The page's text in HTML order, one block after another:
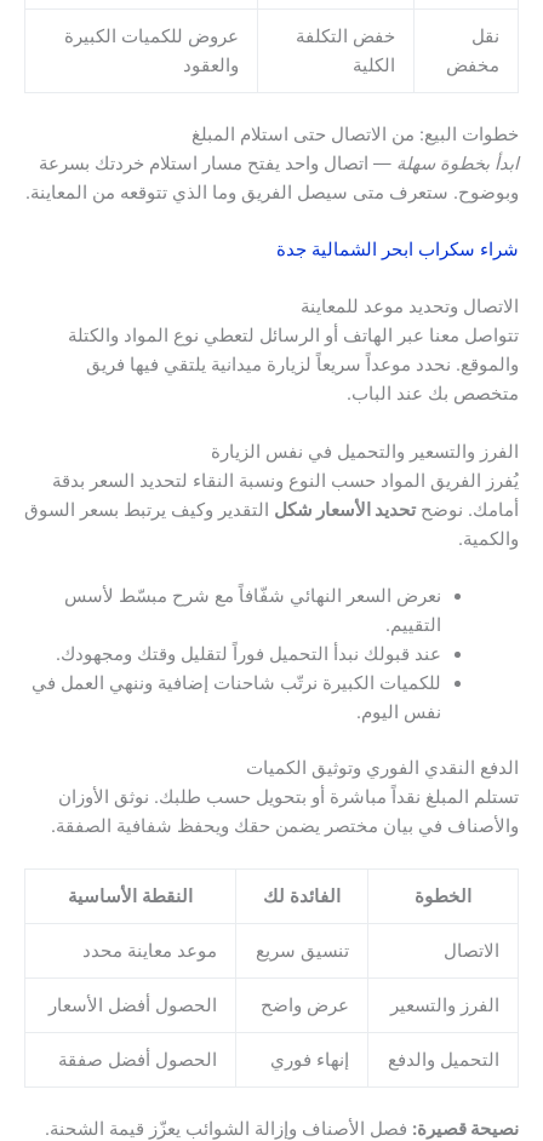
نقل
مخفض
خفض التكلفة
الكلية
عروض للكميات الكبيرة
والعقود
خطوات البيع: من الاتصال حتى استلام المبلغ
ابدأ بخطوة سهلة — اتصال واحد يفتح مسار استلام خردتك بسرعة
وبوضوح. ستعرف متى سيصل الفريق وما الذي تتوقعه من المعاينة.
شراء سكراب ابحر الشمالية جدة
الاتصال وتحديد موعد للمعاينة
تتواصل معنا عبر الهاتف أو الرسائل لتعطي نوع المواد والكتلة
والموقع. نحدد موعداً سريعاً لزيارة ميدانية يلتقي فيها فريق
متخصص بك عند الباب.
الفرز والتسعير والتحميل في نفس الزيارة
يُفرز الفريق المواد حسب النوع ونسبة النقاء لتحديد السعر بدقة
أمامك. نوضحتحديد الأسعار شكل التقدير وكيف يرتبط بسعر السوق
والكمية.
نعرض السعر النهائي شفّافاً مع شرح مبسّط لأسس
التقييم.
عند قبولك نبدأ التحميل فوراً لتقليل وقتك ومجهودك.
للكميات الكبيرة نرتّب شاحنات إضافية وننهي العمل في
نفس اليوم.
الدفع النقدي الفوري وتوثيق الكميات
تستلم المبلغ نقداً مباشرة أو بتحويل حسب طلبك. نوثق الأوزان
والأصناف في بيان مختصر يضمن حقك ويحفظ شفافية الصفقة.
الخطوة الفائدة لك النقطة الأساسية
الاتصال تنسيق سريع موعد معاينة محدد
الفرز والتسعير عرض واضح الحصول أفضل الأسعار
التحميل والدفع إنهاء فوري الحصول أفضل صفقة
نصيحة قصيرة: فصل الأصناف وإزالة الشوائب يعزّز قيمة الشحنة.